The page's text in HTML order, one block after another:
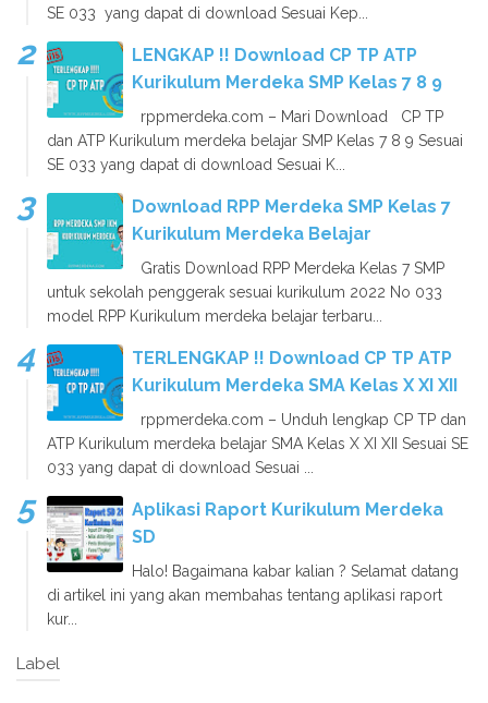
SE 033 yang dapat di download Sesuai Kep...
LENGKAP !! Download CP TP ATP
Kurikulum Merdeka SMP Kelas 7 8 9
rppmerdeka.com – Mari Download CP TP
dan ATP Kurikulum merdeka belajar SMP Kelas 7 8 9 Sesuai
SE 033 yang dapat di download Sesuai K...
Download RPP Merdeka SMP Kelas 7
Kurikulum Merdeka Belajar
Gratis Download RPP Merdeka Kelas 7 SMP
untuk sekolah penggerak sesuai kurikulum 2022 No 033
model RPP Kurikulum merdeka belajar terbaru...
TERLENGKAP !! Download CP TP ATP
Kurikulum Merdeka SMA Kelas X XI XII
rppmerdeka.com – Unduh lengkap CP TP dan
ATP Kurikulum merdeka belajar SMA Kelas X XI XII Sesuai SE
033 yang dapat di download Sesuai ...
Aplikasi Raport Kurikulum Merdeka
SD
Halo! Bagaimana kabar kalian ? Selamat datang
di artikel ini yang akan membahas tentang aplikasi raport
kur...
Label